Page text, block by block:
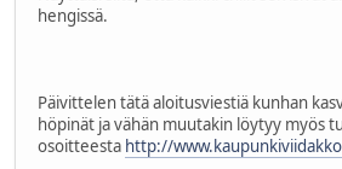
hengissä.
Päivittelen tätä aloitusviestiä kunhan
höpinät ja vähän muutakin löytyy myös
osoitteesta http://